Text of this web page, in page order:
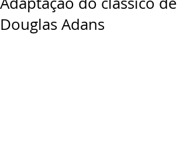
Douglas Adans